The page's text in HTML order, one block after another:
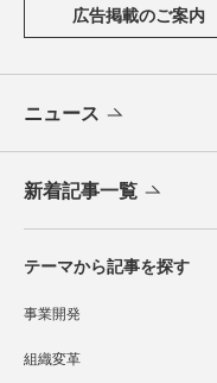
広告掲載のご案内
ニュース
新着記事一覧
テーマから記事を探す
事業開発
組織変革